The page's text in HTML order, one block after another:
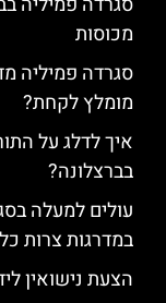
מכוסות
סגרדה פמיליה
מומלץ לקחת?
איך לדלג על
בברצלונה?
עולים למעלה
במדרגות צרות
הצעת נישואין